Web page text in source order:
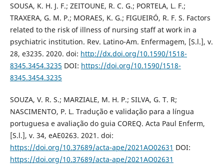
SOUSA, K. H. J. F.; ZEITOUNE, R. C. G.; PORTELA, L. F.;
TRAXERA, G. M. P.; MORAES, K. G.; FIGUEIRÓ, R. F. S. Factors
related to the risk of illness of nursing staff at work in a
psychiatric institution. Rev. Latino-Am. Enfermagem, [S.l.], v.
28, e3235. 2020. doi: http://dx.doi.org/10.1590/1518-
8345.3454.3235 DOI: https://doi.org/10.1590/1518-
8345.3454.3235
SOUZA, V. R. S.; MARZIALE, M. H. P.; SILVA, G. T. R;
NASCIMENTO, P. L. Tradução e validação para a língua
portuguesa e avaliação do guia COREQ. Acta Paul Enferm,
[S.l.], v. 34, eAE0263. 2021. doi:
https://doi.org/10.37689/acta-ape/2021AO02631 DOI:
https://doi.org/10.37689/acta-ape/2021AO02631